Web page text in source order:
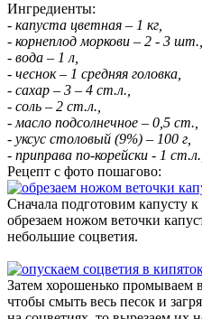
Ингредиенты:
- капуста цветная – 1 кг,
- корнеплод моркови – 2 - 3 шт.,
- вода – 1 л,
- чеснок – 1 средняя головка,
- сахар – 3 – 4 ст.л.,
- соль – 2 ст.л.,
- масло подсолнечное – 0,5 ст.,
- уксус столовый (9%) – 100 г,
- приправа по-корейски - 1 ст.л.,
Рецепт с фото пошагово:
Сначала подготовим капусту
обрезаем ножом веточки
небольшие соцветия.
Затем хорошенько промываем
чтобы смыть весь песок и